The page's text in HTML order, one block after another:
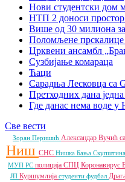
Нови студентски дом
НТП 2 доноси простор
Више од 30 милиона
Поломљене прскалице
Црквени ансамбл
Сузбијање комараца
Ћаци
Сарадња Лесковца са
Претходних дана једна
Где данас нема воде
Све вести
Зоран Перишић Александар Вучић
Ниш СНС Нишка Бања
МУП РС полиција СПЦ Коронавирус
ЈП Куршумлија студенти фудбал